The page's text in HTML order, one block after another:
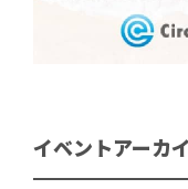
イベントアーカ